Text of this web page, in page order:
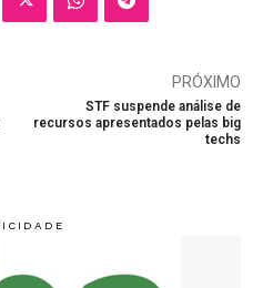
PRÓXIMO
STF suspende análise de
recursos apresentados pelas big
techs